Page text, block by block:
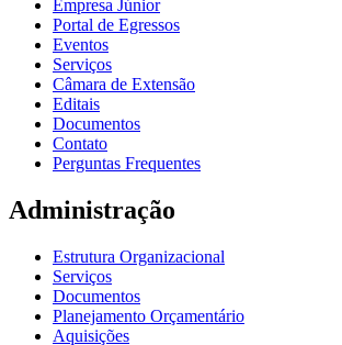
Empresa Júnior
Portal de Egressos
Eventos
Serviços
Câmara de Extensão
Editais
Documentos
Contato
Perguntas Frequentes
Administração
Estrutura Organizacional
Serviços
Documentos
Planejamento Orçamentário
Aquisições